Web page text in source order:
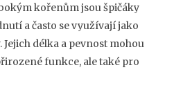
kořenům jsou špičáky
a často se využívají jako
délka a pevnost mohou
funkce, ale také pro